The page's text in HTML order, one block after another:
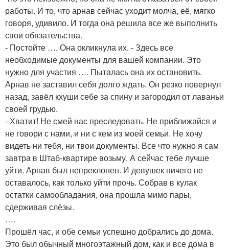
работы. И то, что арнав сейчас уходит молча, её, мягко
говоря, удивило. И тогда она решила все же выполнить
свои обязательства.
- Постойте …. Она окликнула их. - Здесь все
необходимые документы для вашей компании. Это
нужно для участия …. Пыталась она их остановить.
Арнав не заставил себя долго ждать. Он резко повернул
назад, завёл кхуши себе за спину и загородил от лаваньи
своей грудью.
- Хватит! Не смей нас преследовать. Не приближайся и
не говори с нами, и ни с кем из моей семьи. Не хочу
видеть ни тебя, ни твои документы. Все что нужно я сам
завтра в Штаб-квартире возьму. А сейчас тебе лучше
уйти. Арнав был непреклонен. И девушек ничего не
оставалось, как только уйти прочь. Собрав в кулак
остатки самообладания, она прошла мимо пары,
сдерживая слёзы.
….
Прошёл час, и обе семьи успешно добрались до дома.
Это был обычный многоэтажный дом, как и все дома в